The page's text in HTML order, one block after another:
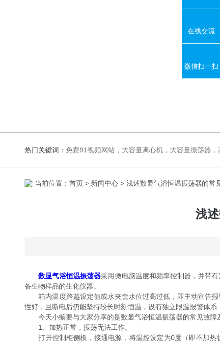
热门关键词： 免费91视频网站，大容量离心机，大容量振荡器，高速冷冻离心机，生化、光照、振荡培养箱，磁力搅拌器，
当前位置： 首页 > 新闻中心 > 浅述数显气浴恒温振荡器的常
浅
数显气浴恒温振荡器采用微电脑温度和频率控制器，并带
备生物样品的生化仪器。
箱内温度跨越设定值或水夹套水位过高过低，即主动宣告报
性好，且断电后仍能坚持较长时刻恒温，设有独立限温报警体
今天小编要与大家分享的是数显气浴恒温振荡器的常见故障
1、加热正常，振荡无法工作。
打开控制柜侧板，接通电源，将温控设定为0度（即不加热
在线交流
微信扫一扫